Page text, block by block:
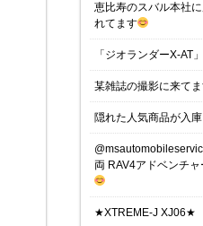
恵比寿のスバル本社
れてます
「ジオランダーX-AT
某雑誌の撮影に来て
隠れた人気商品が入庫
両 RAV4アドベンチ
★XTREME-J XJ06★